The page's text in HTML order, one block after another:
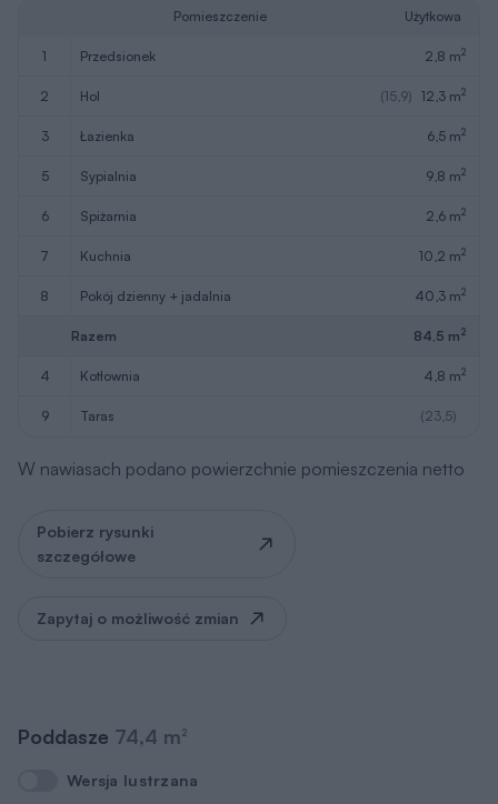
Pomieszczenie Użytkowa
1 przedsionek 2,8 m2
2 hol (15,9) 12,3 m2
3 łazienka 6,5 m2
5 sypialnia 9,8 m2
6 spiżarnia 2,6 m2
7 kuchnia 10,2 m2
8 pokój dzienny + jadalnia 40,3 m2
Razem 84,5 m2
4 kotłownia 4,8 m2
9 taras (23,5)
W nawiasach podano powierzchnie pomieszczenia netto
Pobierz rysunki
szczegółowe
Zapytaj o możliwość zmian
Poddasze 74,4 m2
Wersja lustrzana
Wersja lustrzana